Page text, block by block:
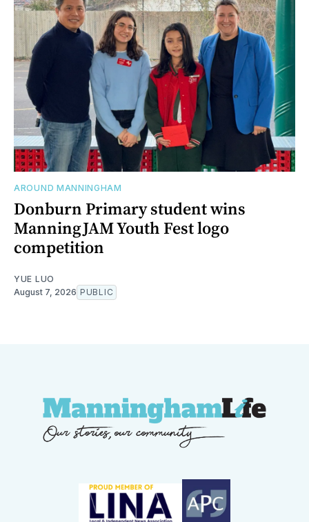
AROUND MANNINGHAM
Donburn Primary student wins
ManningJAM Youth Fest logo
competition
YUE LUO
August 7, 2026 PUBLIC